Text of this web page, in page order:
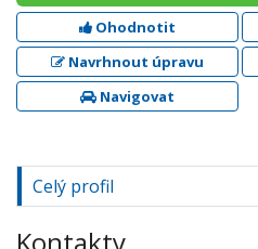
Ohodnotit
Navrhnout úpravu
Navigovat
Celý profil